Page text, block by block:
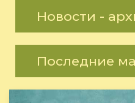
Новости -
Последние